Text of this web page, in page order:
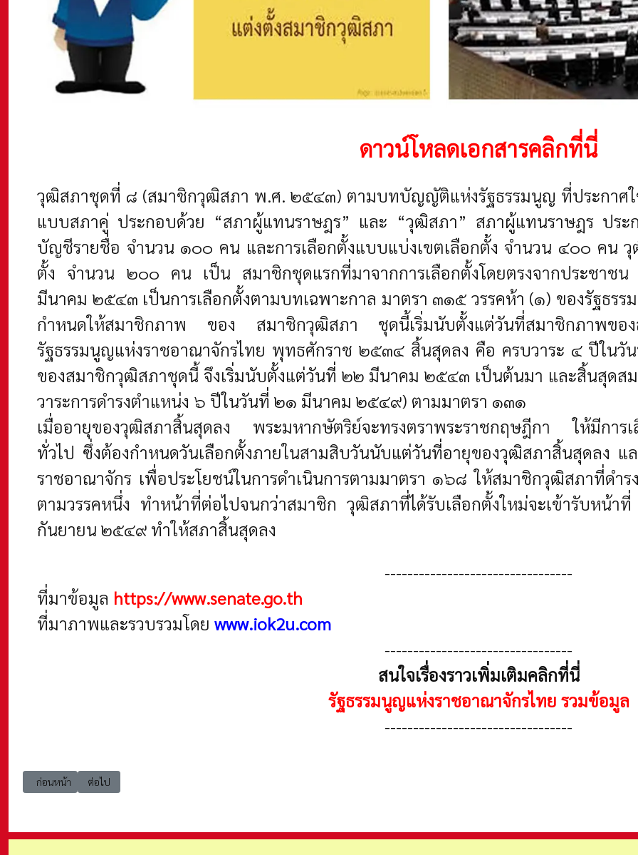
ดาวน์โหลดเอกสารคลิกที่นี่
วุฒิสภาชุดที่ ๘ (สมาชิกวุฒิสภา พ.ศ. ๒๕๔๓) ตามบทบัญญัติแห่งรัฐธรรมนูญ ที่ประกาศ
แบบสภาคู่ ประกอบด้วย “สภาผู้แทนราษฎร” และ “วุฒิสภา” สภาผู้แทนราษฎร ประ
บัญชีรายชื่อ จํานวน ๑๐๐ คน และการเลือกตั้งแบบแบ่งเขตเลือกตั้ง จํานวน ๔๐๐ คน
ตั้ง จํานวน ๒๐๐ คน เป็น สมาชิกชุดแรกที่มาจากการเลือกตั้งโดยตรงจากประชาชน
มีนาคม ๒๕๔๓ เป็นการเลือกตั้งตามบทเฉพาะกาล มาตรา ๓๑๕ วรรคห้า (๑) ของรัฐธ
กําหนดให้สมาชิกภาพ ของ สมาชิกวุฒิสภา ชุดนี้เริ่มนับตั้งแต่วันที่สมาชิกภาพขอ
รัฐธรรมนูญแห่งราชอาณาจักรไทย พุทธศักราช ๒๕๓๔ สิ้นสุดลง คือ ครบวาระ ๔ ปีใ
ของสมาชิกวุฒิสภาชุดนี้ จึงเริ่มนับตั้งแต่วันที่ ๒๒ มีนาคม ๒๕๔๓ เป็นต้นมา และสิ้นสุด
วาระการดํารงตําแหน่ง ๖ ปีในวันที่ ๒๑ มีนาคม ๒๕๔๙) ตามมาตรา ๑๓๑
เมื่ออายุของวุฒิสภาสิ้นสุดลง พระมหากษัตริย์จะทรงตราพระราชกฤษฎีกา ให้มีการเ
ทั่วไป ซึ่งต้องกําหนดวันเลือกตั้งภายในสามสิบวันนับแต่วันที่อายุของวุฒิสภาสิ้นสุดลง แ
ราชอาณาจักร เพื่อประโยชน์ในการดําเนินการตามมาตรา ๑๖๘ ให้สมาชิกวุฒิสภาที่ดํา
ตามวรรคหนึ่ง ทําหน้าที่ต่อไปจนกว่าสมาชิก วุฒิสภาที่ได้รับเลือกตั้งใหม่จะเข้ารับหน้า
กันยายน ๒๕๔๙ ทําให้สภาสิ้นสุดลง
---------------------------------
ที่มาข้อมูล https://www.senate.go.th
ที่มาภาพและรวบรวมโดย www.iok2u.com
---------------------------------
สนใจเรื่องราวเพิ่มเติมคลิกที่นี่
รัฐธรรมนูญแห่งราชอาณาจักรไทย รวมข้อมูล
---------------------------------
เนื้อหาก่อนหน้า: constitution รายชื่อวุฒิสภา ชุดที่ ๗ (สมาชิกวุฒิสภา พ.ศ. ๒๕๓๙)
ก่อนหน้า เนื้อหาถัดไป: constitution รายชื่อวุฒิสภา ชุดที่ ๙ (สมาชิกวุฒิสภา พ.ศ. ๒๕๔๙)
ต่อไป